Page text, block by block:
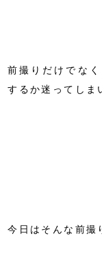
前撮りだけでな
するか迷ってしま
今日はそんな前撮